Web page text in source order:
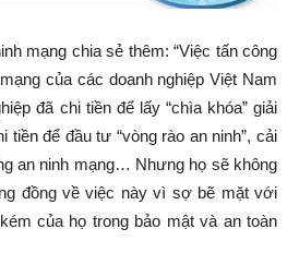
mạng chia sẻ thêm: “Việc tấn công
của các doanh nghiệp Việt Nam
đã chi tiền để lấy “chìa khóa” giải
tiền để đầu tư “vòng rào an ninh”, cải
an ninh mạng… Nhưng họ sẽ không
đồng về việc này vì sợ bẽ mặt với
của họ trong bảo mật và an toàn